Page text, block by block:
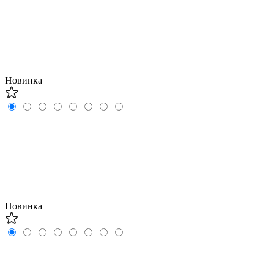
Новинка
Новинка